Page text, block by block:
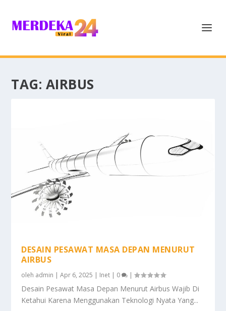
TAG: AIRBUS
DESAIN PESAWAT MASA DEPAN MENURUT
AIRBUS
oleh admin |Apr 6, 2025 | Inet | 0 |
Desain Pesawat Masa Depan Menurut Airbus Wajib Di
Ketahui Karena Menggunakan Teknologi Nyata Yang...